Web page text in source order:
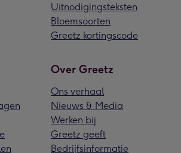
Uitnodigingsteksten
Bloemsoorten
Greetz kortingscode
Over Greetz
Ons verhaal
Nieuws & Media
Werken bij
Greetz geeft
Bedrijfsinformatie